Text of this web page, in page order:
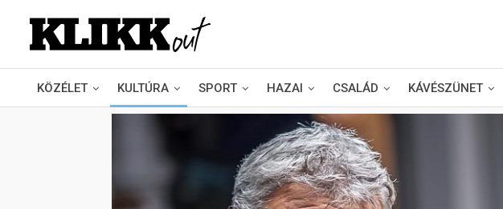
KÖZÉLET KULTÚRA SPORT HAZAI CSALÁD KÁVÉSZÜNET